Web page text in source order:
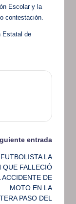
Escolar y la
contestación.
Estatal de
entrada
LA
QUE FALLECIÓ
ACCIDENTE DE
MOTO EN LA
PASO DEL